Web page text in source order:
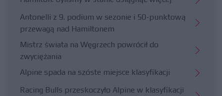
Antonelli z 9. podium w sezonie i 50-punktową
przewagą nad Hamiltonem
Mistrz świata na Węgrzech powrócił do
zwyciężania
Alpine spada na szóste miejsce klasyfikacji
Racing Bulls przeskoczyło Alpine w klasyfikacji